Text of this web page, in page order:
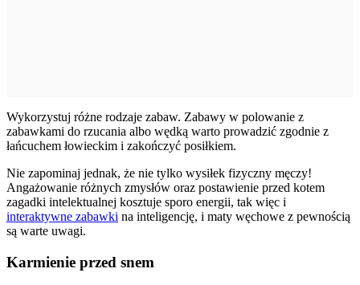
Wykorzystuj różne rodzaje zabaw. Zabawy w polowanie z
zabawkami do rzucania albo wędką warto prowadzić zgodnie z
łańcuchem łowieckim i zakończyć posiłkiem.
Nie zapominaj jednak, że nie tylko wysiłek fizyczny męczy!
Angażowanie różnych zmysłów oraz postawienie przed kotem
zagadki intelektualnej kosztuje sporo energii, tak więc i
interaktywne zabawki na inteligencję, i maty węchowe z pewnością
są warte uwagi.
Karmienie przed snem